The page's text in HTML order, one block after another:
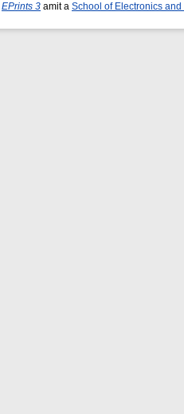
EPrints 3 amit a School of Electronics